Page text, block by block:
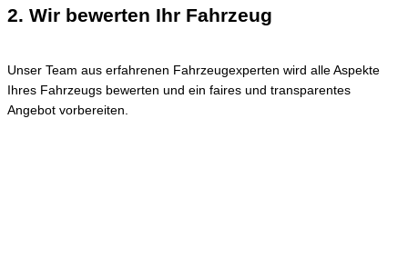
2. Wir bewerten Ihr Fahrzeug
Unser Team aus erfahrenen Fahrzeugexperten wird alle Aspekte
Ihres Fahrzeugs bewerten und ein faires und transparentes
Angebot vorbereiten.